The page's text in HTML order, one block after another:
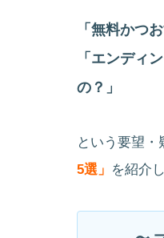
「無料かつ
「エンディ
の？」
という要望・
5選」 を紹介